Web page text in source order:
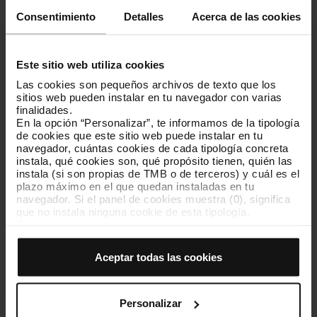
Consentimiento Detalles Acerca de las cookies
Este sitio web utiliza cookies
Las cookies son pequeños archivos de texto que los
sitios web pueden instalar en tu navegador con varias
finalidades.
En la opción “Personalizar”, te informamos de la tipología
de cookies que este sitio web puede instalar en tu
navegador, cuántas cookies de cada tipología concreta
instala, qué cookies son, qué propósito tienen, quién las
instala (si son propias de TMB o de terceros) y cuál es el
plazo máximo en el que quedan instaladas en tu
navegador. Si el panel de cookies muestra (0), significa
que no instala ninguna cookie de esta tipología.
que todas estas cookies se instalen en tu navegador.
tipología de cookies permite indicar si quieres que se
instalen o no las cookies de esa clase.
Una vez que hayas marcado tus preferencias, debes
hacer clic en “Seleccionar y configurar”. Así se instalarán
Aceptar todas las cookies
Personalizar
CNS 29/2017 - Aplicación informática "CercaPersones"
CNS 21/2017 - Aplicación informática "CercaPersones"
Dictámenes Comisión Jurídica Asesora y Junta
Consultiva de Contratación Administrativa
En fecha 31/12/2020 no hay dictámenes de TMB.
Para consultar los acuerdos y crterios interpretativos de los
órganos consultivos de contratación, puedes utilizar los
buscadores correspondientes a laComisión Jurídica Asesora
y a laJunta Consultiva de Contratación Administrativa .
Dictámenes en materia de transparencia
En fecha 30/09/2025 no hay dictámenes de TMB.